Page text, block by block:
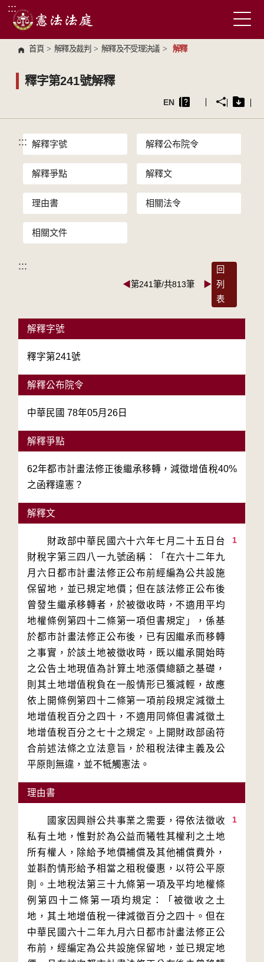
跳到主要內容區塊
:::
首頁 > 解釋及裁判 > 解釋及不受理決議 > 解釋
釋字第241號解釋
EN
::: 解釋字號 解釋公布院令
解釋爭點 解釋文
理由書 相關法令
相關文件
:::
◀第241筆/共813筆 ▶
回
列
表
解釋字號
釋字第241號
解釋公布院令
中華民國 78年05月26日
解釋爭點
62年都市計畫法修正後繼承移轉，減徵增值稅40%
之函釋違憲？
解釋文
1
財政部中華民國六十六年七月二十五日台
財稅字第三四八一九號函稱：「在六十二年九
月六日都市計畫法修正公布前經編為公共設施
保留地，並已規定地價；但在該法修正公布後
曾發生繼承移轉者，於被徵收時，不適用平均
地權條例第四十二條第一項但書規定」，係基
於都市計畫法修正公布後，已有因繼承而移轉
之事實，於該土地被徵收時，既以繼承開始時
之公告土地現值為計算土地漲價總額之基礎，
則其土地增值稅負在一般情形已獲減輕，故應
依上開條例第四十二條第一項前段規定減徵土
地增值稅百分之四十，不適用同條但書減徵土
地增值稅百分之七十之規定。上開財政部函符
合前述法條之立法意旨，於租稅法律主義及公
平原則無違，並不牴觸憲法。
理由書
1
國家因興辦公共事業之需要，得依法徵收
私有土地，惟對於為公益而犧牲其權利之土地
所有權人，除給予地價補償及其他補償費外，
並斟酌情形給予相當之租稅優惠，以符公平原
則。土地稅法第三十九條第一項及平均地權條
例第四十二條第一項均規定：「被徵收之土
地，其土地增值稅一律減徵百分之四十。但在
中華民國六十二年九月六日都市計畫法修正公
布前，經編定為公共設施保留地，並已規定地